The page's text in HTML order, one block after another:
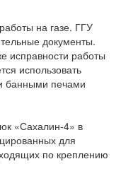
на газе. ГГУ
документы.
исправности работы
использовать
банными печами
«Сахалин-4» в
для
по креплению